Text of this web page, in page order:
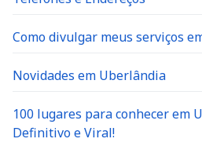
Como divulgar meus serviços
Novidades em Uberlândia
100 lugares para conhecer em
Definitivo e Viral!